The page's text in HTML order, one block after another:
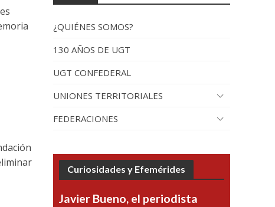
¿QUIÉNES SOMOS?
130 AÑOS DE UGT
UGT CONFEDERAL
UNIONES TERRITORIALES
FEDERACIONES
Curiosidades y Efemérides
Javier Bueno, el periodista